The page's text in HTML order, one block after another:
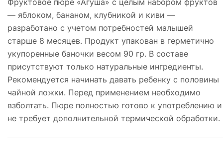
— яблоком, бананом, клубникой и киви —
разработано с учетом потребностей малышей
старше 8 месяцев. Продукт упакован в герметично
укупоренные баночки весом 90 гр. В составе
присутствуют только натуральные ингредиенты.
Рекомендуется начинать давать ребенку с половины
чайной ложки. Перед применением необходимо
взболтать. Пюре полностью готово к употреблению и
не требует дополнительной термической обработки.